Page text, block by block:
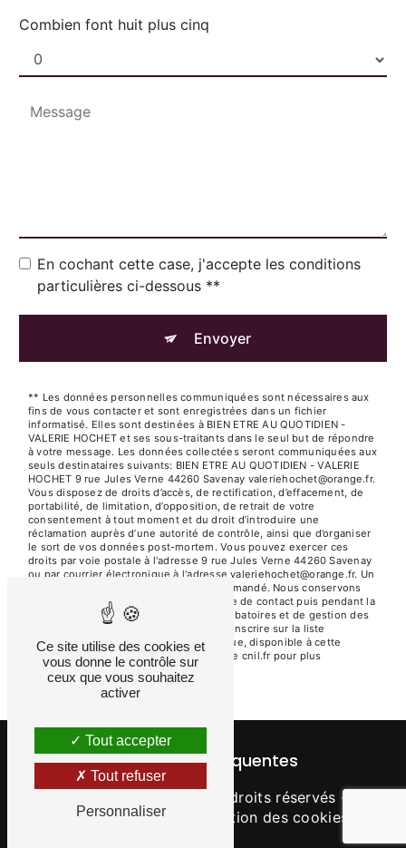
Combien font huit plus cinq
En cochant cette case, j'accepte les conditions
particulières ci-dessous **
Envoyer
** Les données personnelles communiquées sont nécessaires aux
fins de vous contacter et sont enregistrées dans un fichier
informatisé. Elles sont destinées à BIEN ETRE AU QUOTIDIEN -
VALERIE HOCHET et ses sous-traitants dans le seul but de répondre
à votre message. Les données collectées seront communiquées aux
seuls destinataires suivants: BIEN ETRE AU QUOTIDIEN - VALERIE
HOCHET 9 rue Jules Verne 44260 Savenay valeriehochet@orange.fr.
Vous disposez de droits d’accès, de rectification, d’effacement, de
portabilité, de limitation, d’opposition, de retrait de votre
consentement à tout moment et du droit d’introduire une
réclamation auprès d’une autorité de contrôle, ainsi que d’organiser
le sort de vos données post-mortem. Vous pouvez exercer ces
droits par voie postale à l'adresse 9 rue Jules Verne 44260 Savenay
ou par courrier électronique à l'adresse valeriehochet@orange.fr. Un
justificatif d'identité pourra vous être demandé. Nous conservons
vos données pendant la période de prise de contact puis pendant la
durée de prescription légale aux fins probatoires et de gestion des
contentieux. Vous avez le droit de vous inscrire sur la liste
d'opposition au démarchage téléphonique, disponible à cette
Bloctel.gouv.fr
. Consultez le site cnil.fr pour plus
d’informations sur vos droits.
Recherches fréquentes
- 2026 - Tous droits réservés -
Mentions légales
Gestion des cookies
Ce site utilise des cookies et
vous donne le contrôle sur
ceux que vous souhaitez
activer
Tout accepter
Tout refuser
Personnaliser